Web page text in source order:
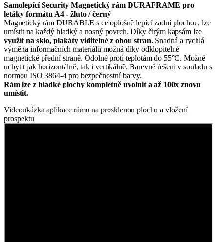
Samolepící Security Magnetický rám DURAFRAME pro
letáky formátu A4 - žluto / černý
Magnetický rám DURABLE s celoplošně lepící zadní plochou, lze
umístit na každý hladký a nosný povrch. Díky čirým kapsám lze
využít na sklo, plakáty viditelné z obou stran. Snadná a rychlá
výměna informačních materiálů možná díky odklopitelné
magnetické přední straně. Odolné proti teplotám do 55°C. Možné
uchytit jak horizontálně, tak i vertikálně. Barevné řešení v souladu s
normou ISO 3864-4 pro bezpečnostní barvy.
Rám lze z hladké plochy kompletně uvolnit a až 100x znovu
umístit.
Videoukázka aplikace rámu na prosklenou plochu a vložení
prospektu